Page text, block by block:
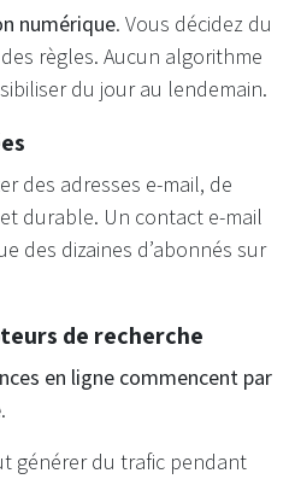
numérique. Vous décidez du
règles. Aucun algorithme
du jour au lendemain.
des adresses e-mail, de
durable. Un contact e-mail
des dizaines d’abonnés sur
de recherche
en ligne commencent par
.
générer du trafic pendant